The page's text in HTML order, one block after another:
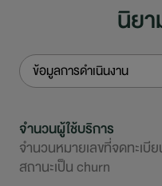
นิย
ข้อมูลการดำเนินงาน
จำนวนผู้ใช้บริการ
จำนวนหมายเลขที่จดทะเบี
สถานะเป็น churn